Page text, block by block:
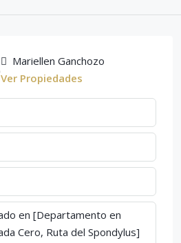
Mariellen Ganchozo
Ver Propiedades